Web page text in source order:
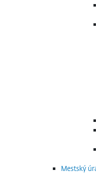
Mestský